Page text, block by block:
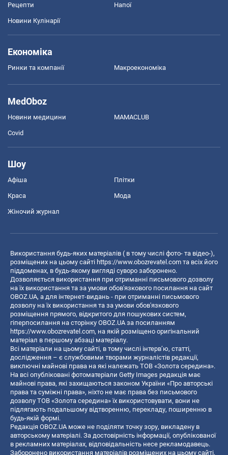
Рецепти Напої
Новини Кулінарії
Економіка
Ринки та компанії Макроекономіка
MedOboz
Новини медицини MAMACLUB
Covid
Шоу
Афіша Плітки
Краса Мода
Жіночий журнал
Використання будь-яких матеріалів ( в тому числі фото- та відео-),
розміщених на цьому сайті https://www.obozrevatel.com та всіх його
піддоменах, в будь-якому вигляді суворо заборонено.
Дозволяється використання при отриманні письмового дозволу
на їх використання та за умови обов'язкового посилання на сайт
OBOZ.UA, а для інтернет-видань - при отриманні письмового
дозволу на їх використання та за умови обов'язкового
розміщення прямого, відкритого для пошукових систем,
гіперпосилання на сторінку OBOZ.UA за посиланням
https://www.obozrevatel.com, на якій розміщено оригінальний
матеріал в першому абзаці матеріалу.
Всі матеріали на цьому сайті, в тому числі інтерв’ю, статті,
дослідження – є службовими творами журналістів редакції,
виключні майнові права на які належать ТОВ «Золота середина».
На всі опубліковані фотоматеріали Getty Images редакція має
майнові права, які захищаються законом України «Про авторські
права та суміжні права», ніхто не має права без письмового
дозволу ТОВ «Золота середина» їх використовувати, вони не
підлягають подальшому відтворенню, перекладу, поширенню в
будь-якій формі.
Редакція OBOZ.UA може не поділяти точку зору, викладену в
авторському матеріалі. За достовірність інформації, опублікованої
в рекламних матеріалах, відповідальність несе рекламодавець.
Заборонено використання матеріалів розміщених на цьому сайті,